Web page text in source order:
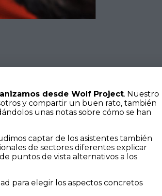
desde Wolf Project. Nuestro
y compartir un buen rato, también
unas notas sobre cómo se han
captar de los asistentes también
de sectores diferentes explicar
puntos de vista alternativos a los
para elegir los aspectos concretos